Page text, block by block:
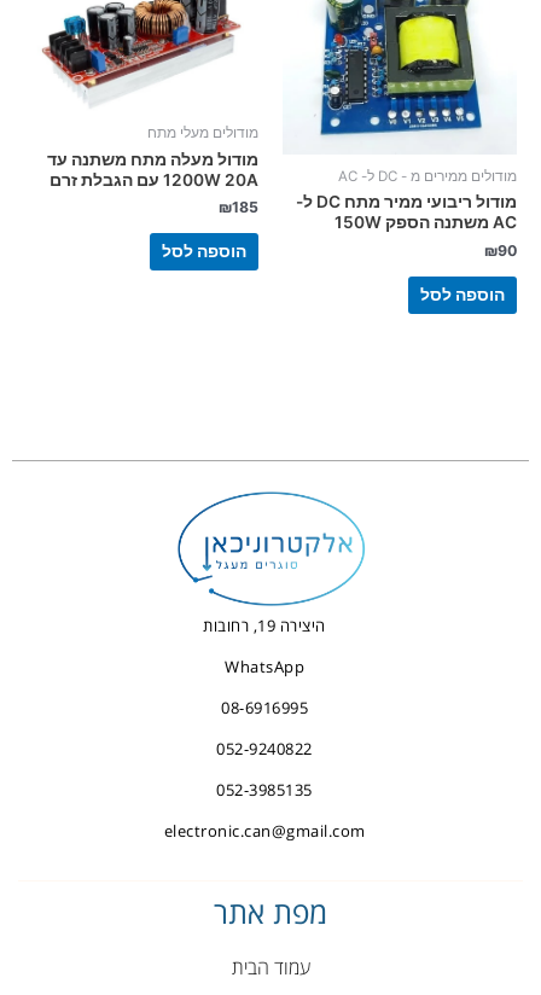
מודולים ממירים מ - DC ל- AC
מודול ריבועי ממיר מתח DC ל-
AC משתנה הספק 150W
₪90
הוספה לסל
מודולים מעלי מתח
מודול מעלה מתח משתנה עד
1200W 20A עם הגבלת זרם
₪185
הוספה לסל
היצירה 19, רחובות
WhatsApp
08-6916995
052-9240822
052-3985135
electronic.can@gmail.com
מפת אתר
עמוד הבית